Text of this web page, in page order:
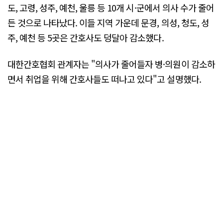
도, 고령, 성주, 예천, 울릉 등 10개 시·군에서 의사 수가 줄어
든 것으로 나타났다. 이들 지역 가운데 문경, 의성, 청도, 성
주, 예천 등 5곳은 간호사도 덩달아 감소했다.
대한간호협회 관계자는 "의사가 줄어들자 병·의원이 감소하
면서 취업을 위해 간호사들도 떠나고 있다"고 설명했다.